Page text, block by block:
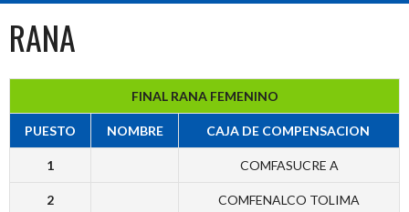
RANA
FINAL RANA FEMENINO
PUESTO NOMBRE CAJA DE COMPENSACION
1 COMFASUCRE A
2 COMFENALCO TOLIMA